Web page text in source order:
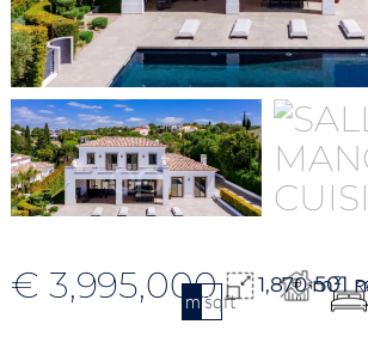
€ 3,995,000
m2sqft
1,870 m²
501